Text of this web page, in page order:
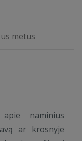
metus
naminius
ar krosnyje